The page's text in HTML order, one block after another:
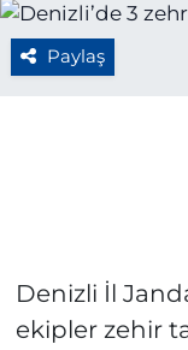
Paylaş
Denizli İl
ekipler zehir
BÖLGE
YAŞAM
RESMİ